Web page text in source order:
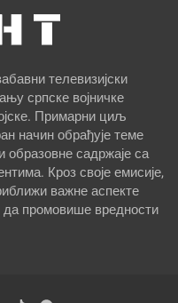
телевизијски
српске војничке
Примарни циљ
начин обрађује теме
образовне садржаје са
Кроз своје емисије,
важне аспекте
да промовише вредности